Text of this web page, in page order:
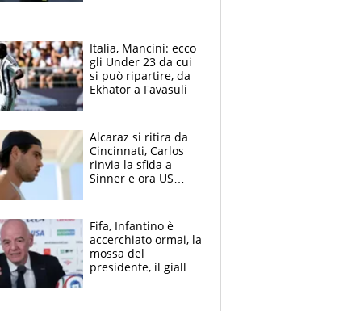
Italia, Mancini: ecco
gli Under 23 da cui
si può ripartire, da
Ekhator a Favasuli
Alcaraz si ritira da
Cincinnati, Carlos
rinvia la sfida a
Sinner e ora US
Fifa, Infantino è
accerchiato ormai, la
mossa del
presidente, il giallo